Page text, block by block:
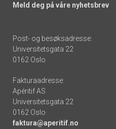
Meld deg på våre nyhetsbrev
Post- og besøksadresse:
Universitetsgata 22
0162 Oslo
Fakturaadresse:
Apéritif AS
Universitetsgata 22
0162 Oslo
faktura@aperitif.no